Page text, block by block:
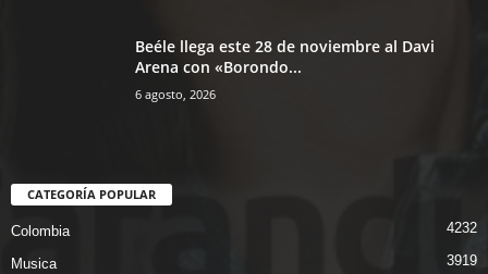
Beéle llega este 28 de noviembre al Davi
Arena con «Borondo...
6 agosto, 2026
CATEGORÍA POPULAR
Colombia 4232
Musica 3919